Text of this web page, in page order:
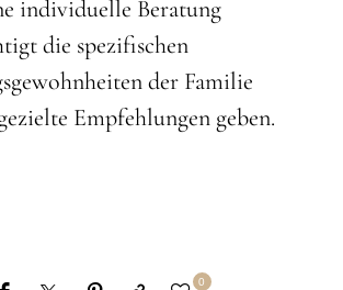
individuelle Beratung
die spezifischen
der Familie
Empfehlungen geben.
0